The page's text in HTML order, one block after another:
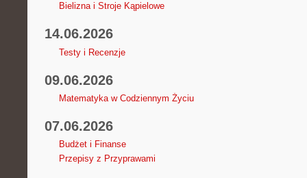
Bielizna i Stroje Kąpielowe
14.06.2026
Testy i Recenzje
09.06.2026
Matematyka w Codziennym Życiu
07.06.2026
Budżet i Finanse
Przepisy z Przyprawami